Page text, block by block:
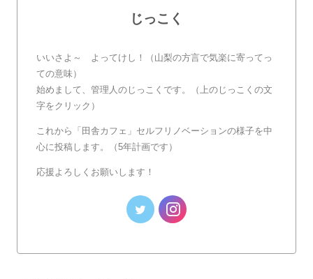
じっこく
いいさよ～ よってけし！（山梨の方言で気楽に寄ってっ
ての意味）
始めまして、管理人のじっこくです。（上のじっこくの文
字をクリック）
これから「田舎カフェ」セルフリノベーションの様子を中
心に投稿します。（5年計画です）
応援よろしくお願いします！